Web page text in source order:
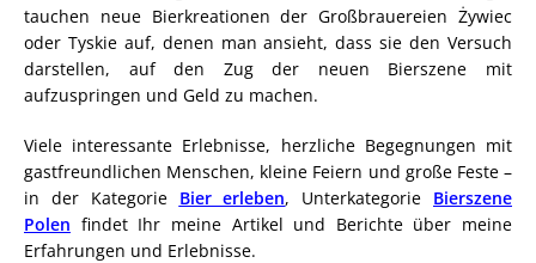
tauchen neue Bierkreationen der Großbrauereien Żywiec
oder Tyskie auf, denen man ansieht, dass sie den Versuch
darstellen, auf den Zug der neuen Bierszene mit
aufzuspringen und Geld zu machen.
Viele interessante Erlebnisse, herzliche Begegnungen mit
gastfreundlichen Menschen, kleine Feiern und große Feste –
in der Kategorie Bier erleben, Unterkategorie Bierszene
Polen findet Ihr meine Artikel und Berichte über meine
Erfahrungen und Erlebnisse.